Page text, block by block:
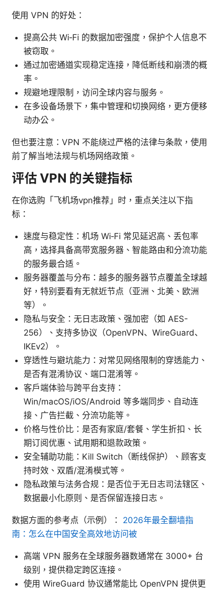
使用 VPN 的好处：
提高公共 Wi‑Fi 的数据加密强度，保护个人信息不
被窃取。
通过加密通道实现稳定连接，降低断线和崩溃的概
率。
规避地理限制，访问全球内容与服务。
在多设备场景下，集中管理和切换网络，更方便移
动办公。
但也要注意：VPN 不能绕过严格的法律与条款，使用
前了解当地法规与机场网络政策。
评估 VPN 的关键指标
在你选购「飞机场vpn推荐」时，重点关注以下指
标：
速度与稳定性：机场 Wi‑Fi 常见延迟高、丢包率
高，选择具备高带宽服务器、智能路由和分流功能
的服务最合适。
服务器覆盖与分布：越多的服务器节点覆盖全球越
好，特别要看有无就近节点（亚洲、北美、欧洲
等）。
隐私与安全：无日志政策、强加密（如 AES-
256）、支持多协议（OpenVPN、WireGuard、
IKEv2）。
穿透性与避坑能力：对常见网络限制的穿透能力、
是否有混淆协议、端口混淆等。
客户端体验与跨平台支持：
Win/macOS/iOS/Android 等多端同步、自动连
接、广告拦截、分流功能等。
价格与性价比：是否有家庭/套餐、学生折扣、长
期订阅优惠、试用期和退款政策。
安全辅助功能：Kill Switch（断线保护）、顾客支
持时效、双盾/混淆模式等。
隐私政策与法务合规：是否位于无日志司法辖区、
数据最小化原则、是否保留连接日志。
数据方面的参考点（示例）： 2026年最全翻墙指
南：怎么在中国安全高效地访问被
高端 VPN 服务在全球服务器数通常在 3000+ 台
级别，提供稳定跨区连接。
使用 WireGuard 协议通常能比 OpenVPN 提供更